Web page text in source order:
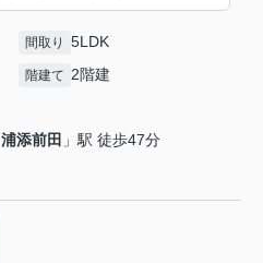
間取り 5LDK
階建て 2階建
浦添前田 」駅 徒歩47分